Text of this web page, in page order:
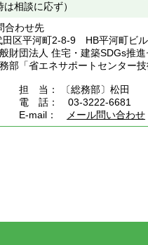
は相談に応ず）
合わせ先
平河町2-8-9 HB平河町ビル
・建築SDGs推進セ
ートセンター技術相
務部〕松田
3222-6681
：
メール問い合わせ